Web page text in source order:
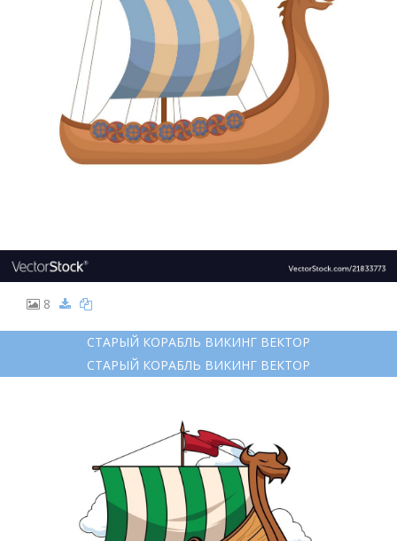
8
СТАРЫЙ КОРАБЛЬ ВИКИНГ ВЕКТОР
СТАРЫЙ КОРАБЛЬ ВИКИНГ ВЕКТОР